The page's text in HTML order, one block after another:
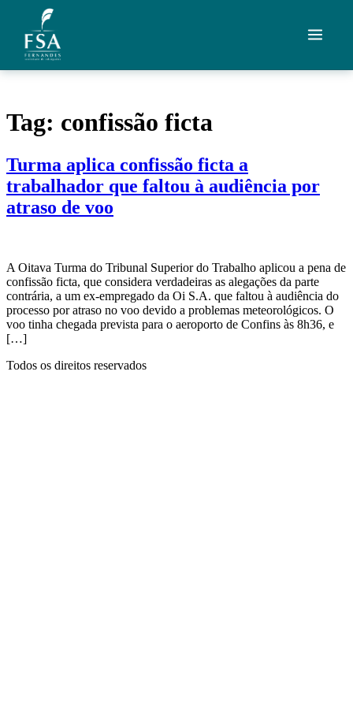
Ir para o conteúdo
Áreas de Atuação
Artigos
Credenciais
Fale com um advogado
Tag: confissão ficta
Turma aplica confissão ficta a
trabalhador que faltou à audiência por
atraso de voo
A Oitava Turma do Tribunal Superior do Trabalho aplicou a pena de
confissão ficta, que considera verdadeiras as alegações da parte
contrária, a um ex-empregado da Oi S.A. que faltou à audiência do
processo por atraso no voo devido a problemas meteorológicos. O
voo tinha chegada prevista para o aeroporto de Confins às 8h36, e
[…]
Todos os direitos reservados